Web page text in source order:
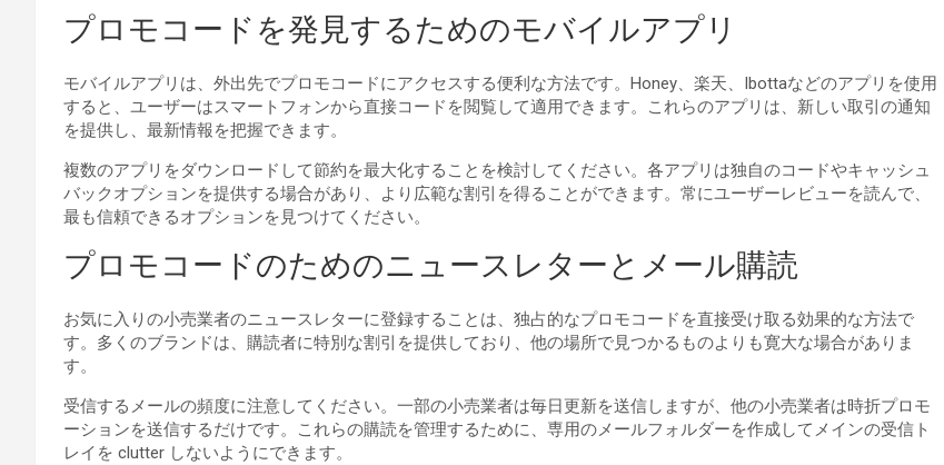
プロモコードを発見するためのモバイルアプリ
モバイルアプリは、外出先でプロモコードにアクセスする便利な方法です。Honey、楽天、Ibottaなどのアプリを使用
すると、ユーザーはスマートフォンから直接コードを閲覧して適用できます。これらのアプリは、新しい取引の通知
を提供し、最新情報を把握できます。
複数のアプリをダウンロードして節約を最大化することを検討してください。各アプリは独自のコードやキャッシュ
バックオプションを提供する場合があり、より広範な割引を得ることができます。常にユーザーレビューを読んで、
最も信頼できるオプションを見つけてください。
プロモコードのためのニュースレターとメール購読
お気に入りの小売業者のニュースレターに登録することは、独占的なプロモコードを直接受け取る効果的な方法で
す。多くのブランドは、購読者に特別な割引を提供しており、他の場所で見つかるものよりも寛大な場合がありま
す。
受信するメールの頻度に注意してください。一部の小売業者は毎日更新を送信しますが、他の小売業者は時折プロモ
ーションを送信するだけです。これらの購読を管理するために、専用のメールフォルダーを作成してメインの受信ト
レイを clutter しないようにできます。